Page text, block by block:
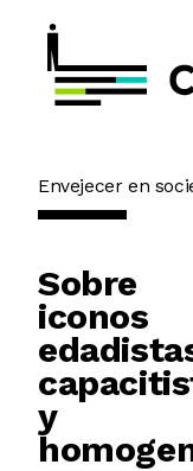
Envejecer en
Sobre
iconos
y